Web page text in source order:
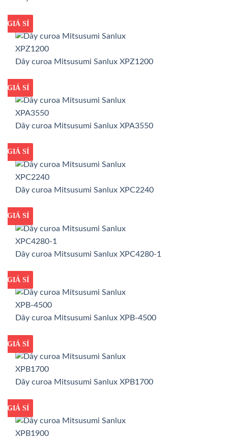
GIÁ TỐT
GIÁ SỈ
Dây curoa Mitsusumi Sanlux XPZ1200
GIÁ TỐT
GIÁ SỈ
Dây curoa Mitsusumi Sanlux XPA3550
GIÁ TỐT
GIÁ SỈ
Dây curoa Mitsusumi Sanlux XPC2240
GIÁ TỐT
GIÁ SỈ
Dây curoa Mitsusumi Sanlux XPC4280-1
GIÁ TỐT
GIÁ SỈ
Dây curoa Mitsusumi Sanlux XPB-4500
GIÁ TỐT
GIÁ SỈ
Dây curoa Mitsusumi Sanlux XPB1700
GIÁ TỐT
GIÁ SỈ